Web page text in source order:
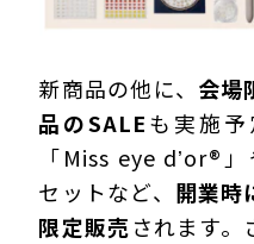
新商品の他に、 会場
品のSALEも実施予
「Miss eye dʼor®
セットなど、 開業時
限定販売されます